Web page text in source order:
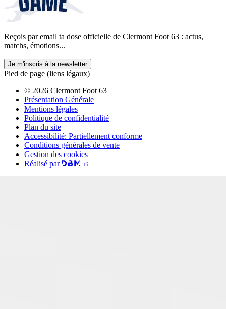
Reçois par email ta dose officielle de Clermont Foot 63 : actus,
matchs, émotions...
Je m'inscris à la newsletter
Pied de page (liens légaux)
© 2026 Clermont Foot 63
Présentation Générale
Mentions légales
Politique de confidentialité
Plan du site
Accessibilité: Partiellement conforme
Conditions générales de vente
Gestion des cookies
Réalisé par